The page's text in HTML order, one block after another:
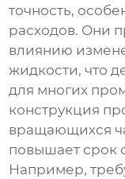
точность,
расходов. Они
влиянию
жидкости, что
для многих
конструкция
вращающихся
повышает срок
Например,